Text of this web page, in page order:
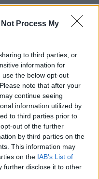
Not Process My
to third parties, or
information for
the below opt-out
note that after your
continue seeing
information utilized by
to third parties prior to
out of the further
by third parties on the
This information may
on the IAB’s List of
further disclose it to other
– Ministro
ministri:
di
e delle Infrastrutture
di Csepel)
Famiglia
– Ministro